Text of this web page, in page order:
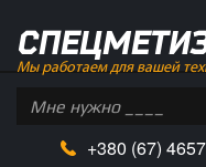
Мы работаем для вашей
+380 (67)